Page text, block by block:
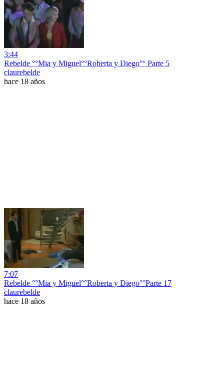
3:44
Rebelde °°Mia y Miguel°°Roberta y Diego°° Parte 5
claurebelde
hace 18 años
7:07
Rebelde °°Mia y Miguel°°Roberta y Diego°°Parte 17
claurebelde
hace 18 años